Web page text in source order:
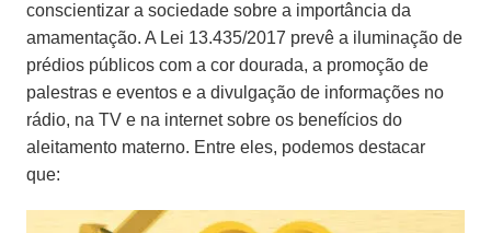
conscientizar a sociedade sobre a importância da
amamentação. A Lei 13.435/2017 prevê a iluminação de
prédios públicos com a cor dourada, a promoção de
palestras e eventos e a divulgação de informações no
rádio, na TV e na internet sobre os benefícios do
aleitamento materno. Entre eles, podemos destacar
que: